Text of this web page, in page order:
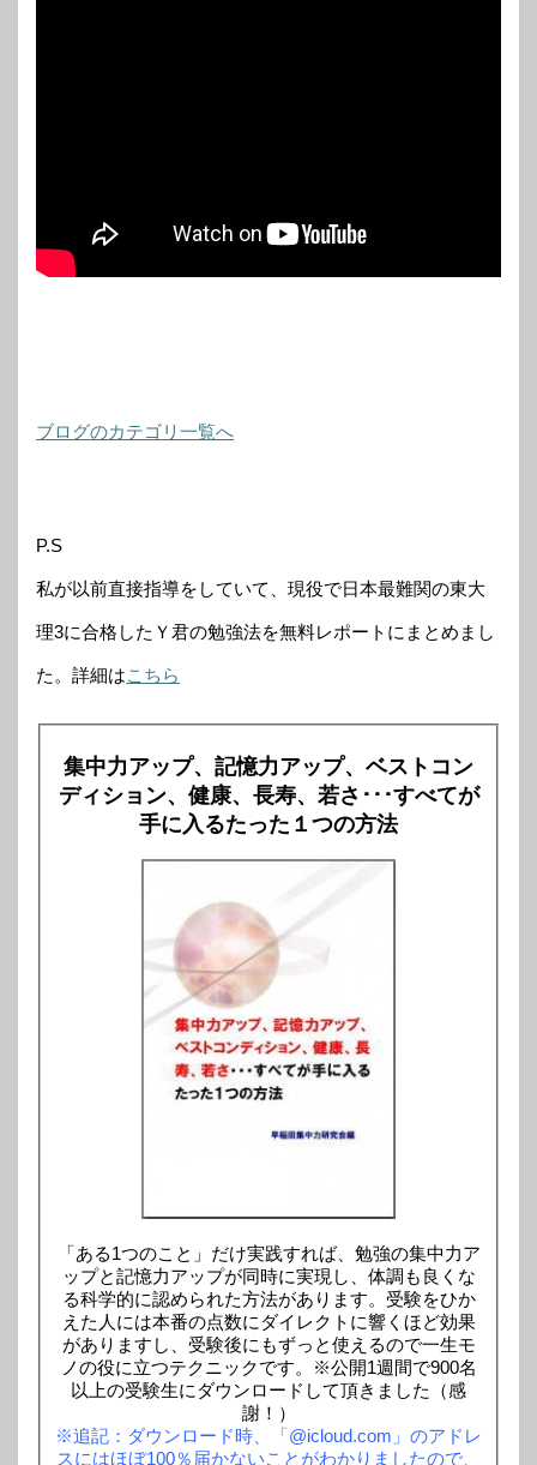
ブログのカテゴリ一覧へ
P.S
私が以前直接指導をしていて、現役で日本最難関の東大
理3に合格したＹ君の勉強法を無料レポートにまとめまし
た。詳細はこちら
集中力アップ、記憶力アップ、ベストコン
ディション、健康、長寿、若さ･･･すべてが
手に入るたった１つの方法
「ある1つのこと」だけ実践すれば、勉強の集中力ア
ップと記憶力アップが同時に実現し、体調も良くな
る科学的に認められた方法があります。受験をひか
えた人には本番の点数にダイレクトに響くほど効果
がありますし、受験後にもずっと使えるので一生モ
ノの役に立つテクニックです。※公開1週間で900名
以上の受験生にダウンロードして頂きました（感
謝！）
※追記：ダウンロード時、「@icloud.com」のアドレ
スにはほぼ100％届かないことがわかりましたので、